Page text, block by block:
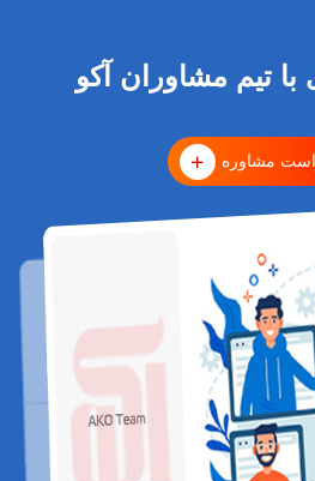
تیم مشاوران آکو
مشاوره